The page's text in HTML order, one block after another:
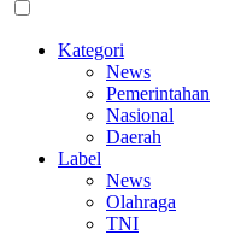
Kategori
News
Pemerintahan
Nasional
Daerah
Label
News
Olahraga
TNI